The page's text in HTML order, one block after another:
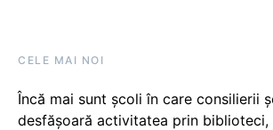
CELE MAI NOI
Încă mai sunt școli în care consilierii
desfășoară activitatea prin biblioteci,